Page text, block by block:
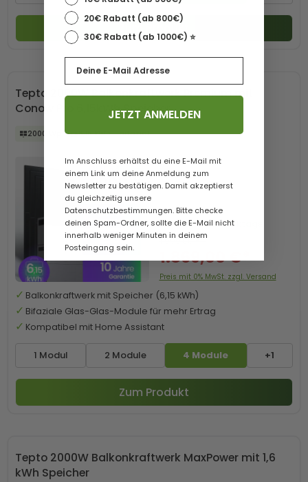
Zum Produkt
Tepto 2000W Balkonkraftwerk Premium mit
Conow Pro 6,15kWh Speicher
2000 Wp 6,15 kWh bifazial
1 Modul 2 Module 4 Module +1
Lieferzeit1-6 Werktage
1.869,00 €*
1.999,00 €*
Preis mit 0% MwSt. zzgl. Versand
Balkonkraftwerk mit Speicher (6,15 kWh)
Bifaziale Glas-Glas-Module für mehr Ertrag
Kompatibel mit Home Assistant
Zum Produkt
Tepto 2000W Balkonkraftwerk MaxPower mit 1,6
kWh Speicher
20€ Rabatt (ab 800€)
30€ Rabatt (ab 1000€) ⭐️
JETZT ANMELDEN
Im Anschluss erhältst du eine E-Mail mit
einem Link um deine Anmeldung zum
Newsletter zu bestätigen. Damit akzeptierst
du gleichzeitig unsere
Datenschutzbestimmungen. Bitte checke
deinen Spam-Ordner, sollte die E-Mail nicht
innerhalb weniger Minuten in deinem
Posteingang sein.